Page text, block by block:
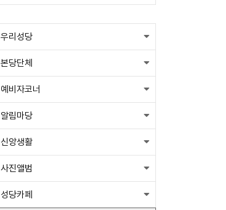
우리성당
본당단체
예비자코너
알림마당
신앙생활
사진앨범
성당카페